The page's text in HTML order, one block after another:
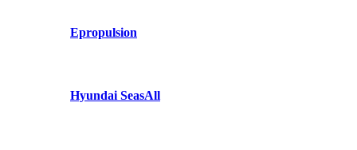
Epropulsion
Hyundai SeasAll